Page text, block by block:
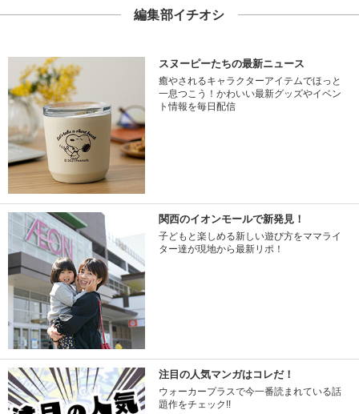
編集部イチオシ
スヌーピーたちの最新ニュース
癒やされるキャラクターアイテムでほっと
一息つこう！かわいい最新グッズやイベン
ト情報を毎日配信
関西のイオンモールで新発見！
子どもと楽しめる新しい遊び方をママライ
ター達が現地から最新リポ！
注目の人気マンガはコレだ！
ウォーカープラスで今一番読まれている話
題作をチェック!!